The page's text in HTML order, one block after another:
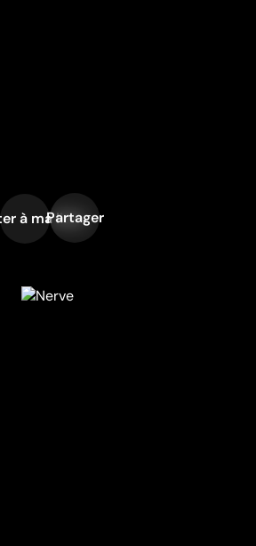
à ma liste
Partager